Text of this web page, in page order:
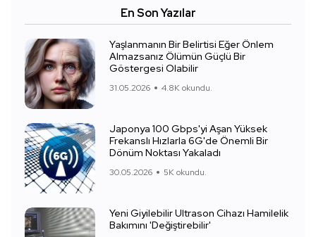
En Son Yazılar
Yaşlanmanın Bir Belirtisi Eğer Önlem
Almazsanız Ölümün Güçlü Bir
Göstergesi Olabilir
31.05.2026 4.8K okundu.
Japonya 100 Gbps'yi Aşan Yüksek
Frekanslı Hızlarla 6G'de Önemli Bir
Dönüm Noktası Yakaladı
30.05.2026 5K okundu.
Yeni Giyilebilir Ultrason Cihazı Hamilelik
Bakımını 'Değiştirebilir'